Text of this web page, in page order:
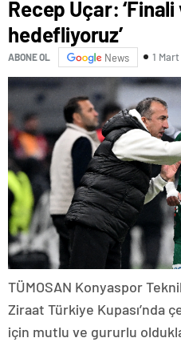
Recep Uçar: ‘Finali
hedefliyoruz’
ABONE OL News 1
TÜMOSAN Konyaspor
Ziraat Türkiye Kupası’nda
için mutlu ve gururlu